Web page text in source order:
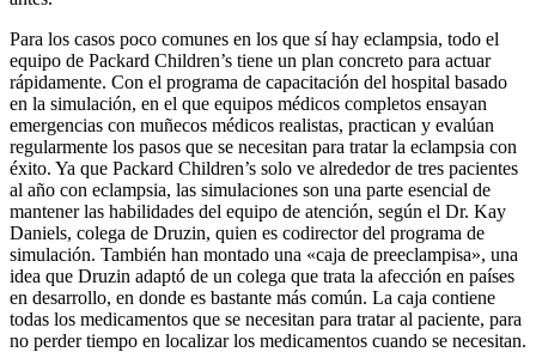
Para los casos poco comunes en los que sí hay eclampsia, todo el
equipo de Packard Children’s tiene un plan concreto para actuar
rápidamente. Con el programa de capacitación del hospital basado
en la simulación, en el que equipos médicos completos ensayan
emergencias con muñecos médicos realistas, practican y evalúan
regularmente los pasos que se necesitan para tratar la eclampsia con
éxito. Ya que Packard Children’s solo ve alrededor de tres pacientes
al año con eclampsia, las simulaciones son una parte esencial de
mantener las habilidades del equipo de atención, según el Dr. Kay
Daniels, colega de Druzin, quien es codirector del programa de
simulación. También han montado una «caja de preeclampisa», una
idea que Druzin adaptó de un colega que trata la afección en países
en desarrollo, en donde es bastante más común. La caja contiene
todas los medicamentos que se necesitan para tratar al paciente, para
no perder tiempo en localizar los medicamentos cuando se necesitan.